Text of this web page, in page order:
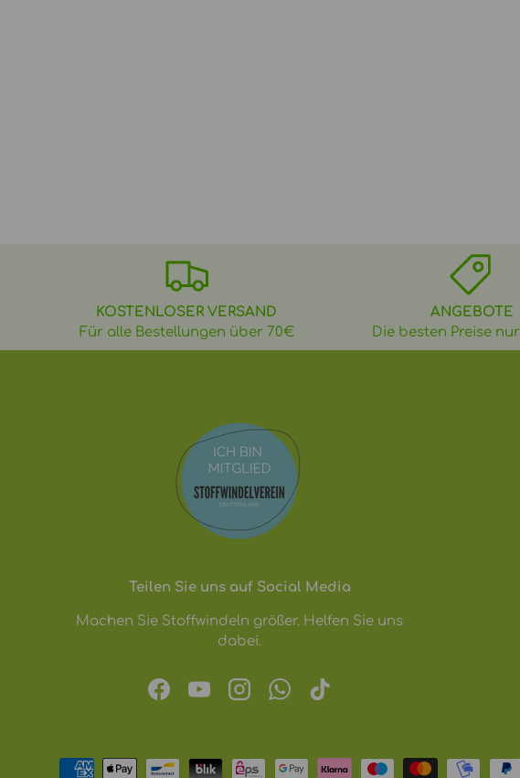
KOSTENLOSER VERSAND
Für alle Bestellungen über 70€
ANGEBOTE
Die besten Preise
Teilen Sie uns auf Social Media
Machen Sie Stoffwindeln größer. Helfen Sie uns
dabei.
FacebookYouTubeInstagramWhatsApp
TikTok
Zahlungsmethoden